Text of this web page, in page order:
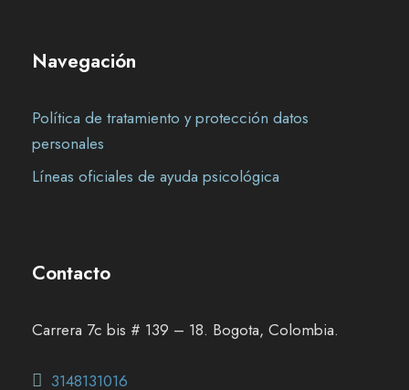
Navegación
Política de tratamiento y protección datos
personales
Líneas oficiales de ayuda psicológica
Contacto
Carrera 7c bis # 139 – 18. Bogota, Colombia.
3148131016